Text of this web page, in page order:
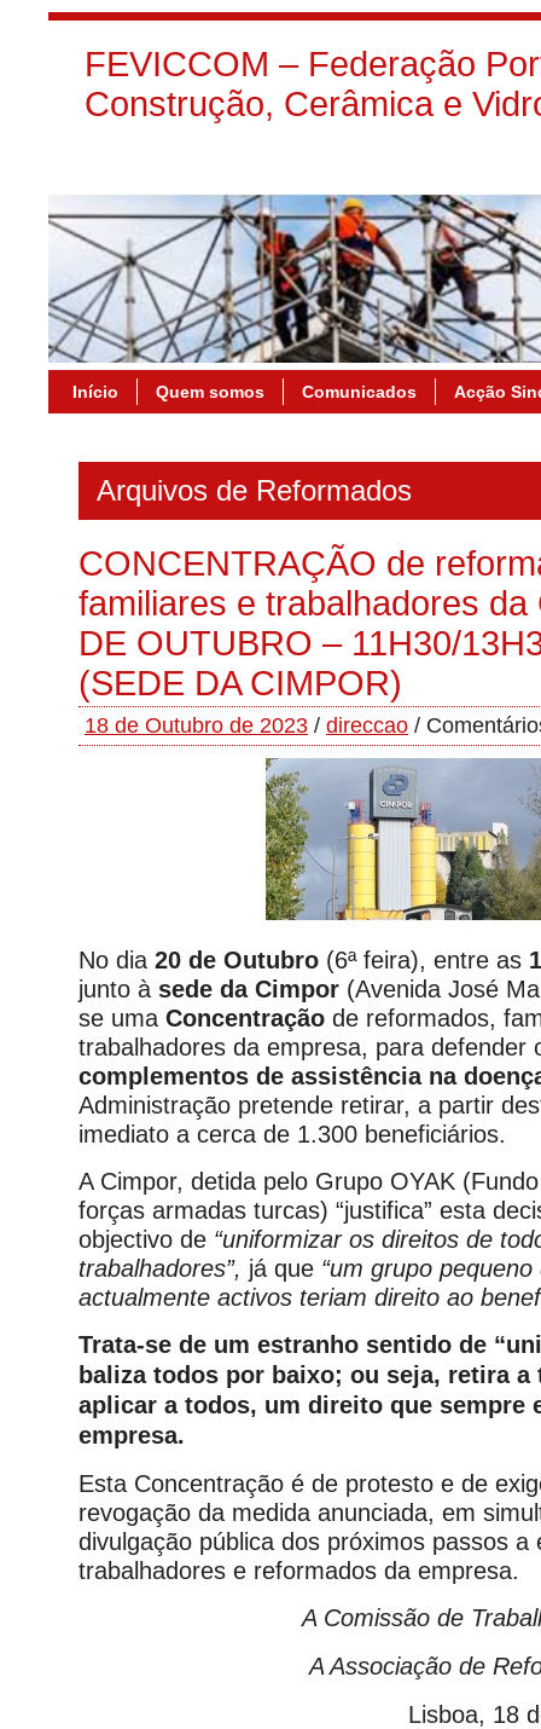
FEVICCOM – Federação
Construção, Cerâmica e
Início Quem somos Comunicados Acção
Arquivos de Reformados
CONCENTRAÇÃO de
familiares e trabalhadores da
DE OUTUBRO – 11H30/
(SEDE DA CIMPOR)
18 de Outubro de 2023 / direccao /
No dia 20 de Outubro (6ª feira), entre as
junto à sede da Cimpor (Avenida José
se uma Concentração de reformados,
trabalhadores da empresa, para defender
complementos de assistência na
Administração pretende retirar, a partir
imediato a cerca de 1.300 beneficiários.
A Cimpor, detida pelo Grupo OYAK
forças armadas turcas) “justifica” esta
objectivo de “uniformizar os direitos de
trabalhadores”, já que “um grupo
actualmente activos teriam direito ao
Trata-se de um estranho sentido de
baliza todos por baixo; ou seja, retira a
aplicar a todos, um direito que sempre
empresa.
Esta Concentração é de protesto e de
revogação da medida anunciada, em
divulgação pública dos próximos passos a
trabalhadores e reformados da empresa.
A Comissão de
A Associação de
Lisboa, 18